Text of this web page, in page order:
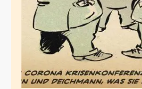
März 29, 2020